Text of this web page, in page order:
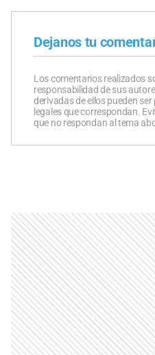
Dejanos tu
Los comentarios realizados
responsabilidad de sus
derivadas de ellos pueden
legales que correspondan.
que no respondan al tema